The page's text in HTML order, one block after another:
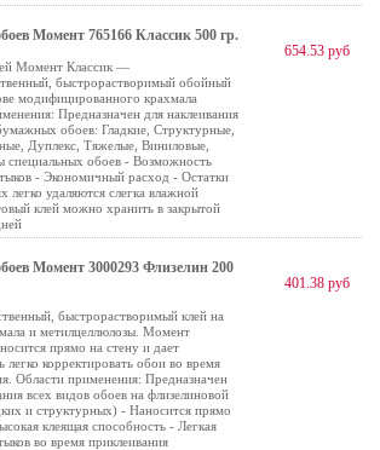
Момент 765166 Классик 500 гр.
Момент Классик —
быстрорастворимый обойный
модифицированного крахмала
Предназначен для наклеивания
обоев: Гладкие, Структурные,
Дуплекс, Тяжелые, Виниловые,
специальных обоев - Возможность
- Экономичный расход - Остатки
легко удаляются слегка влажной
клей можно хранить в закрытой
654.53 руб
Момент 3000293 Флизелин 200
быстрорастворимый клей на
и метилцеллюлозы. Момент
прямо на стену и дает
легко корректировать обои во время
Области применения: Предназначен
всех видов обоев на флизелиновой
и структурных) - Наносится прямо
клеящая способность - Легкая
во время приклеивания
401.38 руб